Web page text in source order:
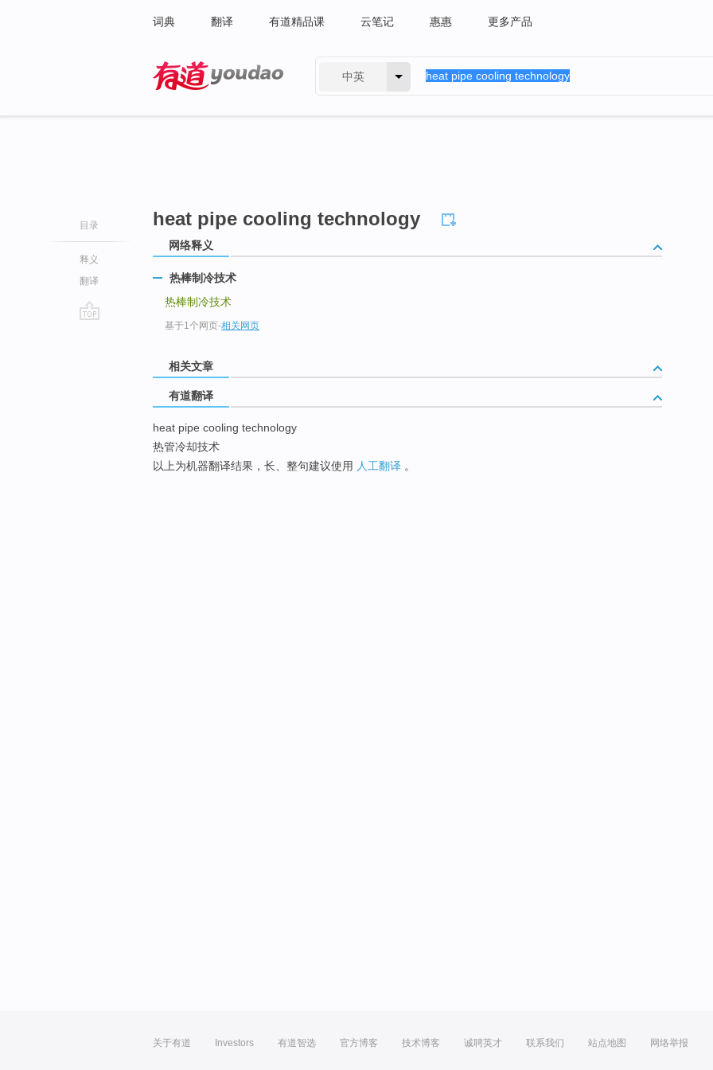
词典 翻译 有道精品课 云笔记 惠惠 更多产品
中英
目录
释义
翻译
heat pipe cooling technology
网络释义
热棒制冷技术
热棒制冷技术
基于1个网页-相关网页
相关文章
有道翻译
heat pipe cooling technology
热管冷却技术
以上为机器翻译结果，长、整句建议使用 人工翻译 。
关于有道 Investors 有道智选 官方博客 技术博客 诚聘英才 联系我们 站点地图 网络举报